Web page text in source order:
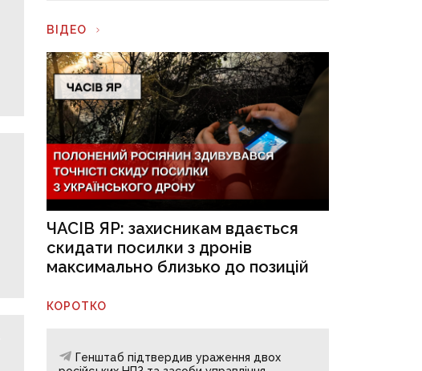
ВІДЕО
ЧАСІВ ЯР: захисникам вдається
скидати посилки з дронів
максимально близько до позицій
КОРОТКО
Генштаб підтвердив ураження двох